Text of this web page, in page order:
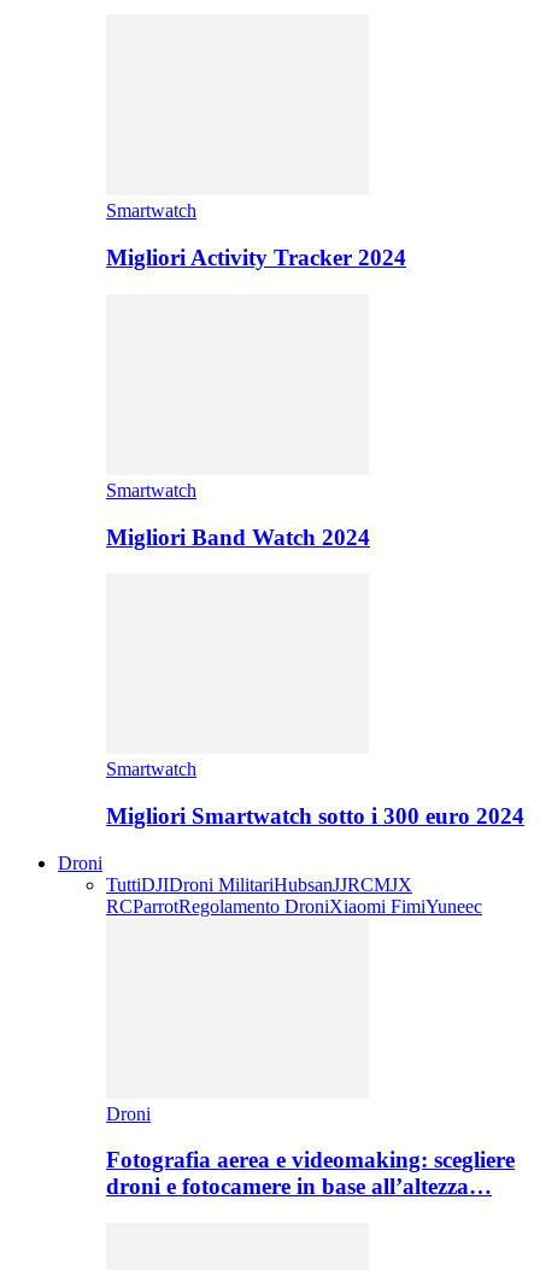
Smartwatch
Migliori Activity Tracker 2024
Smartwatch
Migliori Band Watch 2024
Smartwatch
Migliori Smartwatch sotto i 300 euro 2024
Droni
TuttiDJIDroni MilitariHubsanJJRCMJX
RCParrotRegolamento DroniXiaomi FimiYuneec
Droni
Fotografia aerea e videomaking: scegliere
droni e fotocamere in base all’altezza…